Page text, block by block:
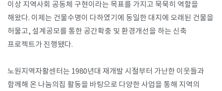
이상 지역사회 공동체 구현이라는 목표를 가지고 묵묵히 역할을
해왔다. 이제는 건물수명이 다하였기에 동일한 대지에 오래된 건물을
허물고, 설계공모를 통한 공간확충 및 환경개선을 하는 신축
프로젝트가 진행됐다.
노원지역자활센터는 1980년대 재개발 시절부터 가난한 이웃들과
함께해 온 나눔의집 활동을 바탕으로 다양한 사업을 통해 지역의